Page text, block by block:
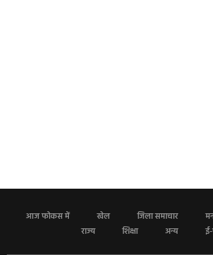
आज फोकस में खेल जिला समाचार
राज्य
शिक्षा अन्य